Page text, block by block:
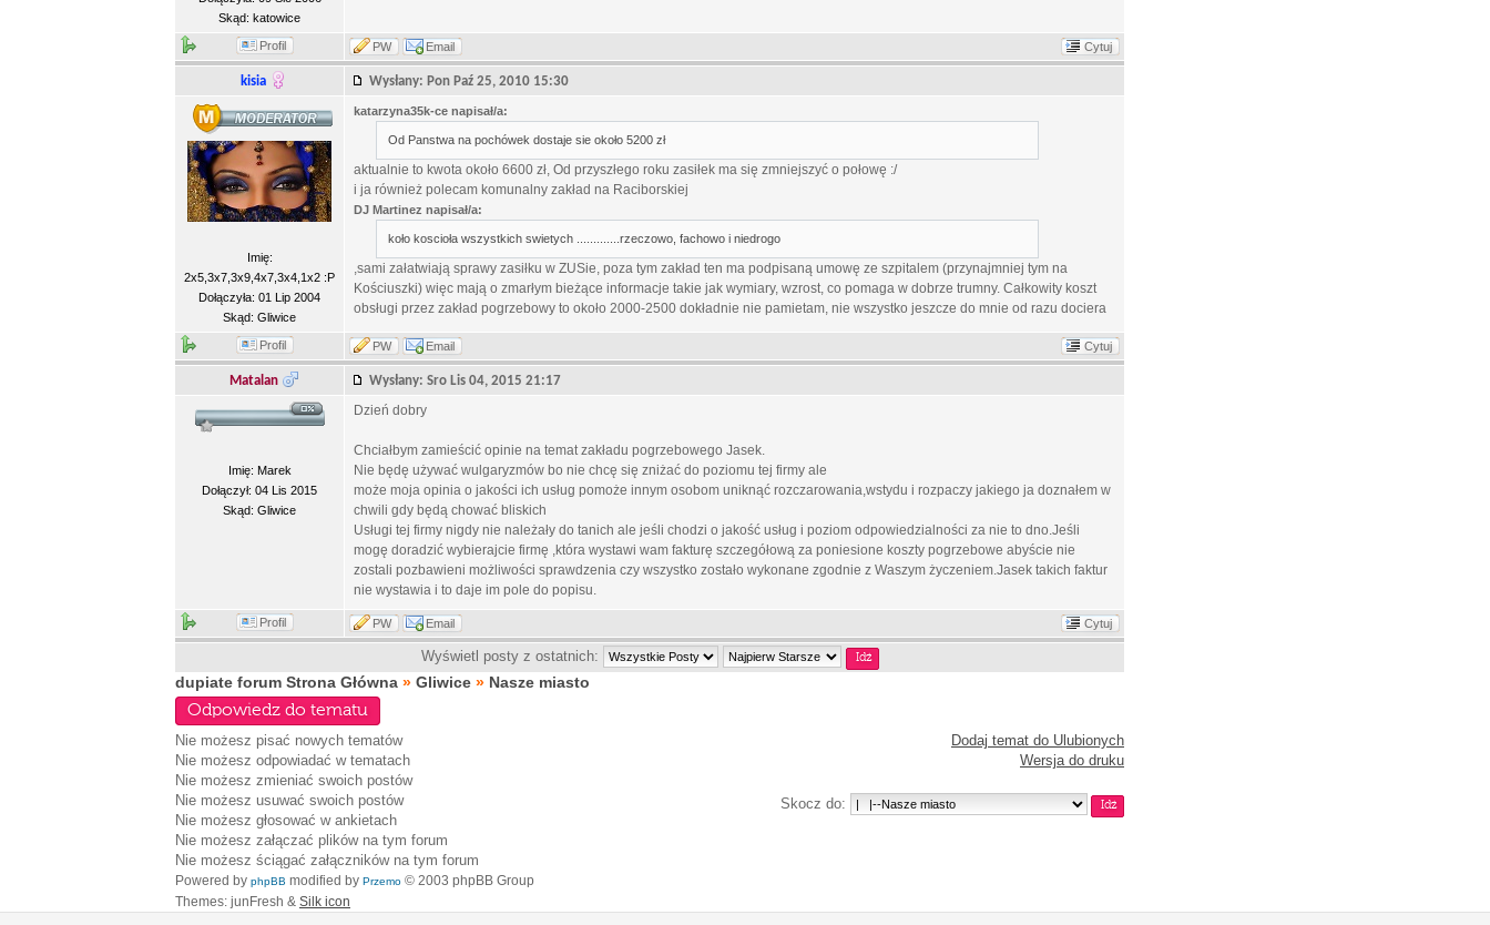
Skąd: katowice
Profil PW Email Cytuj
kisia Wysłany: Pon Paź 25, 2010 15:30
Imię:
2x5,3x7,3x9,4x7,3x4,1x2 :P
Dołączyła: 01 Lip 2004
Skąd: Gliwice
katarzyna35k-ce napisał/a:
Od Panstwa na pochówek dostaje sie około 5200 zł
aktualnie to kwota około 6600 zł, Od przyszłego roku zasiłek ma się zmniejszyć o połowę :/
i ja również polecam komunalny zakład na Raciborskiej
DJ Martinez napisał/a:
koło koscioła wszystkich swietych .............rzeczowo, fachowo i niedrogo
,sami załatwiają sprawy zasiłku w ZUSie, poza tym zakład ten ma podpisaną umowę ze szpitalem (przynajmniej tym na
Kościuszki) więc mają o zmarłym bieżące informacje takie jak wymiary, wzrost, co pomaga w dobrze trumny. Całkowity koszt
obsługi przez zakład pogrzebowy to około 2000-2500 dokładnie nie pamietam, nie wszystko jeszcze do mnie od razu dociera
Profil PW Email Cytuj
Matalan Wysłany: Sro Lis 04, 2015 21:17
Imię: Marek
Dołączył: 04 Lis 2015
Skąd: Gliwice
Dzień dobry
Chciałbym zamieścić opinie na temat zakładu pogrzebowego Jasek.
Nie będę używać wulgaryzmów bo nie chcę się zniżać do poziomu tej firmy ale
może moja opinia o jakości ich usług pomoże innym osobom uniknąć rozczarowania,wstydu i rozpaczy jakiego ja doznałem w
chwili gdy będą chować bliskich
Usługi tej firmy nigdy nie należały do tanich ale jeśli chodzi o jakość usług i poziom odpowiedzialności za nie to dno.Jeśli
mogę doradzić wybierajcie firmę ,która wystawi wam fakturę szczegółową za poniesione koszty pogrzebowe abyście nie
zostali pozbawieni możliwości sprawdzenia czy wszystko zostało wykonane zgodnie z Waszym życzeniem.Jasek takich faktur
nie wystawia i to daje im pole do popisu.
Profil PW Email Cytuj
Wyświetl posty z ostatnich:
dupiate forum Strona Główna » Gliwice » Nasze miasto
Odpowiedz do tematu
Nie możesz pisać nowych tematów
Nie możesz odpowiadać w tematach
Nie możesz zmieniać swoich postów
Nie możesz usuwać swoich postów
Nie możesz głosować w ankietach
Nie możesz załączać plików na tym forum
Nie możesz ściągać załączników na tym forum
Dodaj temat do Ulubionych
Wersja do druku
Skocz do:
Powered by phpBB modified by Przemo © 2003 phpBB Group
Themes: junFresh & Silk icon